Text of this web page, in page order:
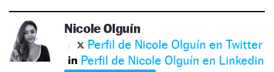
Nicole Olguín
Perfil de Nicole Olguín en Twitter
Perfil de Nicole Olguín en Linkedin